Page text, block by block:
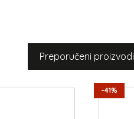
Preporučeni proizvodi
-41%